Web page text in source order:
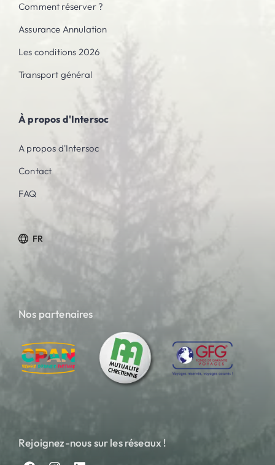
Comment réserver ?
Assurance Annulation
Les conditions 2026
Transport général
À propos d'Intersoc
A propos d'Intersoc
Contact
FAQ
FR
Nos partenaires
Rejoignez-nous sur les réseaux !